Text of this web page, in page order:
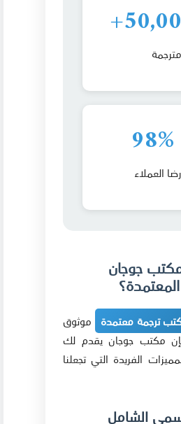
98%
العملاء
جوجان
ترجمة معتمدة موثوق
مكتب جوجان يقدم لك
الفريدة التي تجعلنا
الشامل